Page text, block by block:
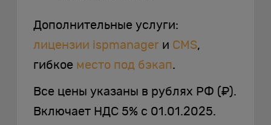
Дополнительные услуги:
лицензии ispmanager и CMS,
гибкое место под бэкап.
Все цены указаны в рублях РФ (₽).
Включает НДС 5% с 01.01.2025.